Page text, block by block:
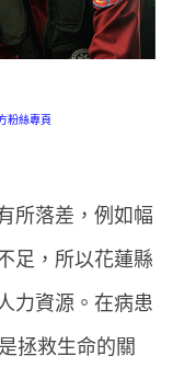
粉絲專頁
所落差，例如幅
足，所以花蓮縣
力資源。在病患
拯救生命的關